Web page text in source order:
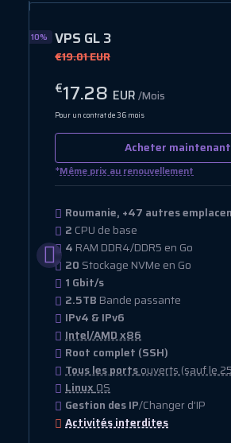
10% VPS GL 3
€19.01 EUR
€17.28 EUR/Mois
Pour un contrat de 36 mois
Acheter maintenant
*Même prix au renouvellement
Roumanie, +47 autres
2 CPU de base
4 RAM DDR4/DDR5 en Go
20 Stockage NVMe en Go
1 Gbit/s
2.5TB Bande passante
IPv4 & IPv6
Intel/AMD x86
Root complet (SSH)
Tous les portsouverts (sauf le
LinuxOS
Gestion des IP/Changer d’IP
Activités interdites